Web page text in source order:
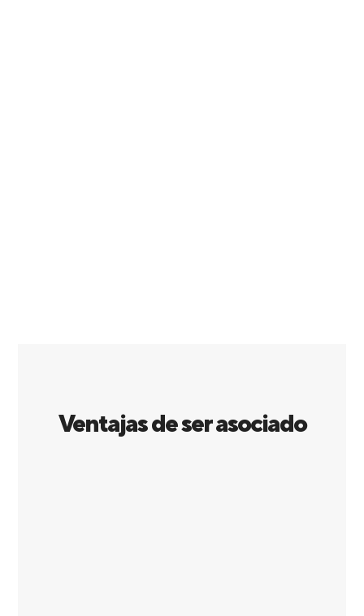
Ventajas de ser asociado